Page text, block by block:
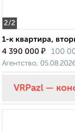
2/2
1-к квартира,
4 390 000 ₽ 100
Агентство,
VRPazl —